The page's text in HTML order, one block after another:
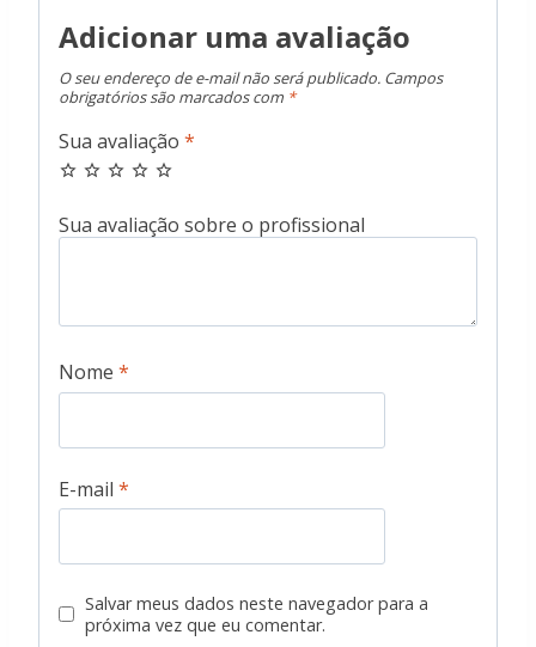
Adicionar uma avaliação
O seu endereço de e-mail não será publicado. Campos
obrigatórios são marcados com *
Sua avaliação *
Nome *
E-mail *
Salvar meus dados neste navegador para a
próxima vez que eu comentar.